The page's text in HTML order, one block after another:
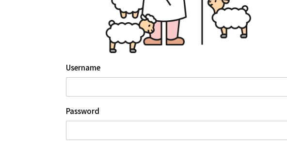
Username
Password